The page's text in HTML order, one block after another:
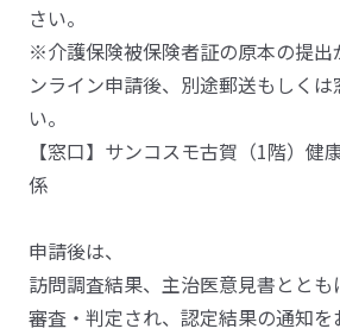
さい。
※介護保険被保険者証の原本の提出
ンライン申請後、別途郵送もしく
い。
【窓口】サンコスモ古賀（1階）
係
申請後は、
訪問調査結果、主治医意見書とと
審査・判定され、認定結果の通知を